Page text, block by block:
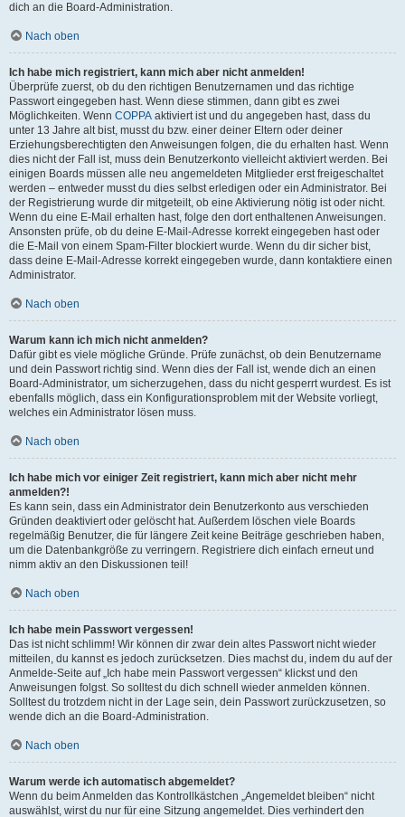
dich an die Board-Administration.
Nach oben
Ich habe mich registriert, kann mich aber nicht anmelden!
Überprüfe zuerst, ob du den richtigen Benutzernamen und das richtige
Passwort eingegeben hast. Wenn diese stimmen, dann gibt es zwei
Möglichkeiten. Wenn COPPA aktiviert ist und du angegeben hast, dass du
unter 13 Jahre alt bist, musst du bzw. einer deiner Eltern oder deiner
Erziehungsberechtigten den Anweisungen folgen, die du erhalten hast. Wenn
dies nicht der Fall ist, muss dein Benutzerkonto vielleicht aktiviert werden. Bei
einigen Boards müssen alle neu angemeldeten Mitglieder erst freigeschaltet
werden – entweder musst du dies selbst erledigen oder ein Administrator. Bei
der Registrierung wurde dir mitgeteilt, ob eine Aktivierung nötig ist oder nicht.
Wenn du eine E-Mail erhalten hast, folge den dort enthaltenen Anweisungen.
Ansonsten prüfe, ob du deine E-Mail-Adresse korrekt eingegeben hast oder
die E-Mail von einem Spam-Filter blockiert wurde. Wenn du dir sicher bist,
dass deine E-Mail-Adresse korrekt eingegeben wurde, dann kontaktiere einen
Administrator.
Nach oben
Warum kann ich mich nicht anmelden?
Dafür gibt es viele mögliche Gründe. Prüfe zunächst, ob dein Benutzername
und dein Passwort richtig sind. Wenn dies der Fall ist, wende dich an einen
Board-Administrator, um sicherzugehen, dass du nicht gesperrt wurdest. Es ist
ebenfalls möglich, dass ein Konfigurationsproblem mit der Website vorliegt,
welches ein Administrator lösen muss.
Nach oben
Ich habe mich vor einiger Zeit registriert, kann mich aber nicht mehr
anmelden?!
Es kann sein, dass ein Administrator dein Benutzerkonto aus verschieden
Gründen deaktiviert oder gelöscht hat. Außerdem löschen viele Boards
regelmäßig Benutzer, die für längere Zeit keine Beiträge geschrieben haben,
um die Datenbankgröße zu verringern. Registriere dich einfach erneut und
nimm aktiv an den Diskussionen teil!
Nach oben
Ich habe mein Passwort vergessen!
Das ist nicht schlimm! Wir können dir zwar dein altes Passwort nicht wieder
mitteilen, du kannst es jedoch zurücksetzen. Dies machst du, indem du auf der
Anmelde-Seite auf „Ich habe mein Passwort vergessen“ klickst und den
Anweisungen folgst. So solltest du dich schnell wieder anmelden können.
Solltest du trotzdem nicht in der Lage sein, dein Passwort zurückzusetzen, so
wende dich an die Board-Administration.
Nach oben
Warum werde ich automatisch abgemeldet?
Wenn du beim Anmelden das Kontrollkästchen „Angemeldet bleiben“ nicht
auswählst, wirst du nur für eine Sitzung angemeldet. Dies verhindert den